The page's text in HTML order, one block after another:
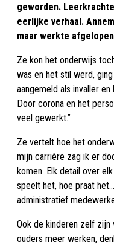
geworden.
eerlijke verhaal.
maar werkte
Ze kon het onderwijs
was en het stil werd,
aangemeld als invaller
Door corona en het
veel gewerkt.”
Ze vertelt hoe het
mijn carrière zag ik er
komen. Elk detail over
speelt het, hoe praat
administratief
Ook de kinderen zelf
ouders meer werken,